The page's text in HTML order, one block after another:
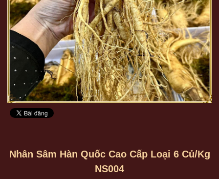
Nhân Sâm Hàn Quốc Cao Cấp Loại 6 Củ/kg
NS004